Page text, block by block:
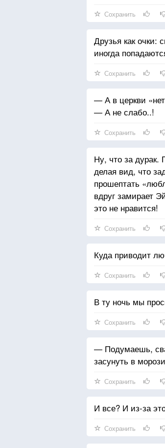
Сохранить
Друзья как очки:
иногда
Сохранить
— А в церкви
— А не слабо..!
Сохранить
Ну, что за дурак.
делая вид, что
прошептать
вдруг замирает
это не нравится!
Сохранить
Куда приводит
Сохранить
В ту ночь мы
Сохранить
— Подумаешь,
засунуть в
Сохранить
И все? И из-за
Сохранить